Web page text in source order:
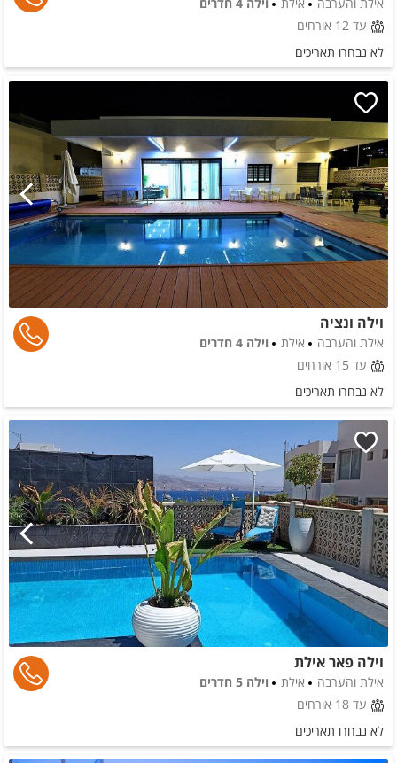
אילת והערבה אילת
וילה 4 חדרים
עד 12 אורחים
לא נבחרו תאריכים
וילה ונציה
אילת והערבה אילת
וילה 4 חדרים
עד 15 אורחים
לא נבחרו תאריכים
וילה פאר אילת
אילת והערבה אילת
וילה 5 חדרים
עד 18 אורחים
לא נבחרו תאריכים